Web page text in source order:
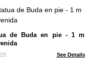
de Buda en pie - 1 m
See Details